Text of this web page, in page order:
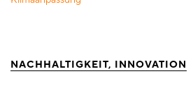
NACHHALTIGKEIT INNOVATION